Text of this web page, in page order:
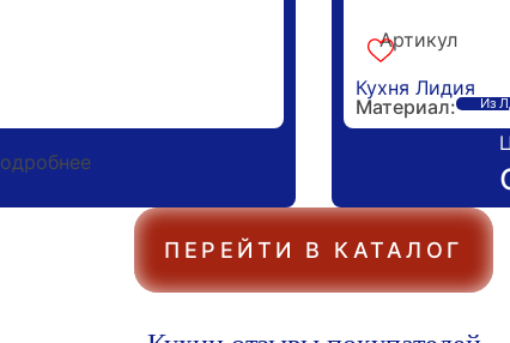
Артикул
Кухня Лидия
Материал:
Из
ПЕРЕЙТИ В КАТАЛОГ